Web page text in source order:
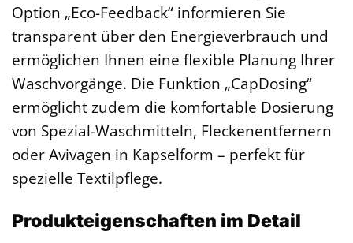
Option „Eco-Feedback“ informieren Sie
transparent über den Energieverbrauch und
ermöglichen Ihnen eine flexible Planung Ihrer
Waschvorgänge. Die Funktion „CapDosing“
ermöglicht zudem die komfortable Dosierung
von Spezial-Waschmitteln, Fleckenentfernern
oder Avivagen in Kapselform – perfekt für
spezielle Textilpflege.
Produkteigenschaften im Detail